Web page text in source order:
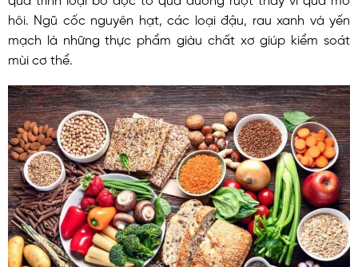
hôi. Ngũ cốc nguyên hạt, các loại đậu, rau xanh và yến
mạch là những thực phẩm giàu chất xơ giúp kiểm soát
mùi cơ thể.